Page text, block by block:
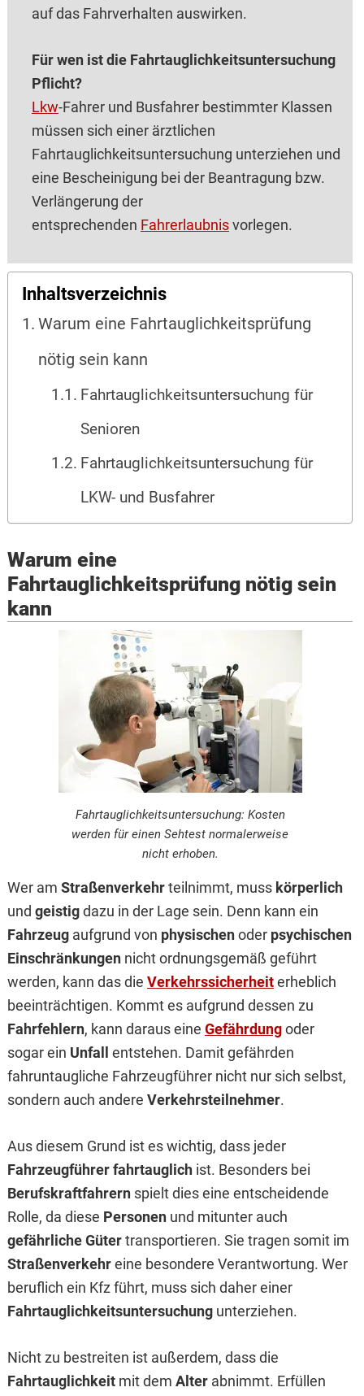
auf das Fahrverhalten auswirken.
Für wen ist die Fahrtauglichkeitsuntersuchung
Pflicht?
Lkw-Fahrer und Busfahrer bestimmter Klassen
müssen sich einer ärztlichen
Fahrtauglichkeitsuntersuchung unterziehen und
eine Bescheinigung bei der Beantragung bzw.
Verlängerung der
entsprechenden Fahrerlaubnisvorlegen.
Inhaltsverzeichnis
Warum eine Fahrtauglichkeitsprüfung
nötig sein kann
Fahrtauglichkeitsuntersuchung für
Senioren
Fahrtauglichkeitsuntersuchung für
LKW- und Busfahrer
Warum eine
Fahrtauglichkeitsprüfung nötig sein
kann
Fahrtauglichkeitsuntersuchung: Kosten
werden für einen Sehtest normalerweise
nicht erhoben.
Wer am Straßenverkehrteilnimmt, muss körperlich
und geistigdazu in der Lage sein. Denn kann ein
Fahrzeugaufgrund von physischenoder psychischen
Einschränkungennicht ordnungsgemäß geführt
werden, kann das die Verkehrssicherheiterheblich
beeinträchtigen. Kommt es aufgrund dessen zu
Fahrfehlern, kann daraus eine Gefährdungoder
sogar ein Unfall
entstehen. Damit gefährden
fahruntaugliche Fahrzeugführer nicht nur sich selbst,
sondern auch andere Verkehrsteilnehmer.
Aus diesem Grund ist es wichtig, dass jeder
Fahrzeugführerfahrtauglichist. Besonders bei
Berufskraftfahrernspielt dies eine entscheidende
Rolle, da diese Personenund mitunter auch
gefährliche Gütertransportieren. Sie tragen somit im
Straßenverkehreine besondere Verantwortung. Wer
beruflich ein Kfz führt, muss sich daher einer
Fahrtauglichkeitsuntersuchungunterziehen.
Nicht zu bestreiten ist außerdem, dass die
Fahrtauglichkeitmit dem Alterabnimmt. Erfüllen